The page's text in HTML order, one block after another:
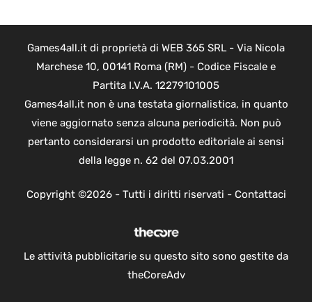
Games4all.it di proprietà di WEB 365 SRL - Via Nicola
Marchese 10, 00141 Roma (RM) - Codice Fiscale e
Partita I.V.A. 12279101005
Games4all.it non è una testata giornalistica, in quanto
viene aggiornato senza alcuna periodicità. Non può
pertanto considerarsi un prodotto editoriale ai sensi
della legge n. 62 del 07.03.2001
Copyright ©2026 - Tutti i diritti riservati - Contattaci
Le attività pubblicitarie su questo sito sono gestite da
theCoreAdv